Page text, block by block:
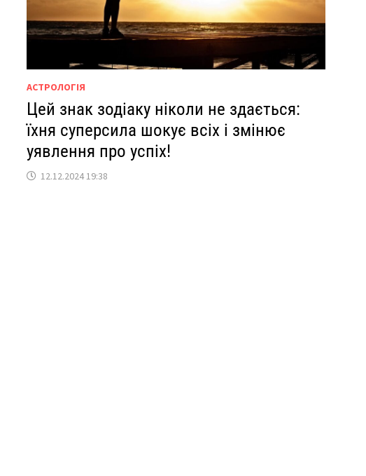
АСТРОЛОГІЯ
Цей знак зодіаку ніколи не здається:
їхня суперсила шокує всіх і змінює
уявлення про успіх!
12.12.2024 19:38